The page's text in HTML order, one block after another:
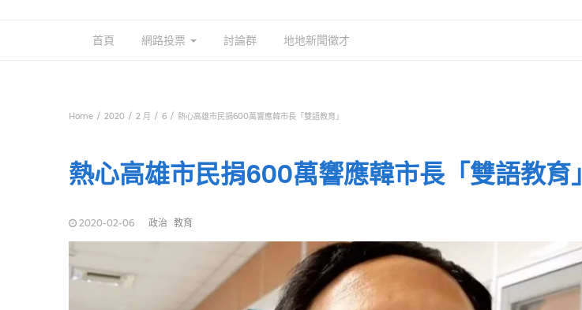
首頁 網路投票 討論群 地地新聞徵才
Home 2020 2 月 6 熱心高雄市民捐600萬響應韓市長「雙語教育」
熱心高雄市民捐600萬響應韓市長「雙語教育」
2020-02-06 政治 教育